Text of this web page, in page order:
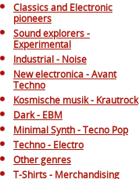
Classics and Electronic
pioneers
Sound explorers -
Experimental
Industrial - Noise
New electronica - Avant
Techno
Kosmische musik - Krautrock
Dark - EBM
Minimal Synth - Tecno Pop
Techno - Electro
Other genres
T-Shirts - Merchandising